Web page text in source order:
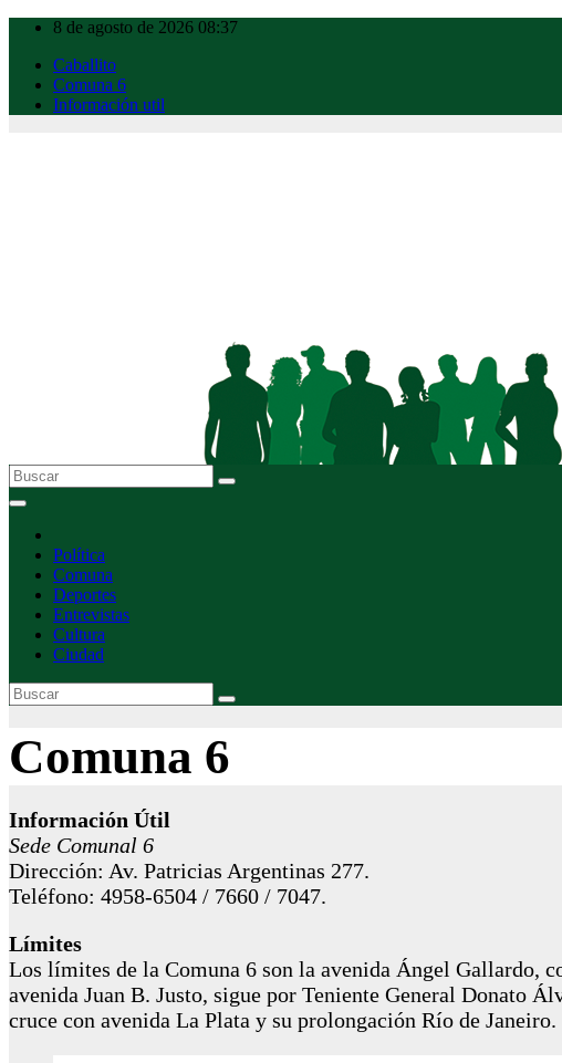
contenido
8 de agosto de 2026 08:37
Caballito
Comuna 6
Información util
Política
Comuna
Deportes
Entrevistas
Cultura
Ciudad
Comuna 6
Información Útil
Sede Comunal 6
Dirección: Av. Patricias Argentinas 277.
Teléfono: 4958-6504 / 7660 / 7047.
Límites
Los límites de la Comuna 6 son la avenida Ángel Gallardo,
avenida Juan B. Justo, sigue por Teniente General Donato
cruce con avenida La Plata y su prolongación Río de Janeiro.